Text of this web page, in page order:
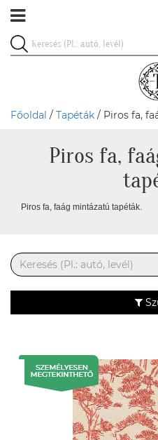
Főoldal / Tapéták / Piros fa,
Piros fa,
Piros fa, faág mintázatú tapéták.